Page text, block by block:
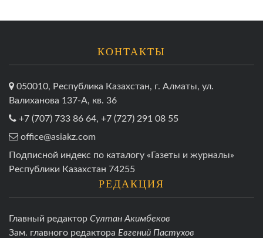
КОНТАКТЫ
050010, Республика Казахстан, г. Алматы, ул.
Валиханова 137-А, кв. 36
+7 (707) 733 86 64, +7 (727) 291 08 55
office@asiakz.com
Подписной индекс по каталогу «Газеты и журналы»
Республики Казахстан 74255
РЕДАКЦИЯ
Главный редактор Султан Акимбеков
Зам. главного редактора Евгений Пастухов